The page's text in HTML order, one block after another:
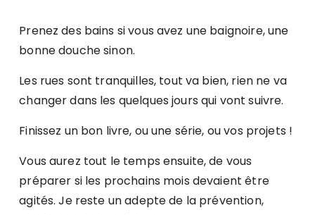
Prenez des bains si vous avez une baignoire, une
bonne douche sinon.
Les rues sont tranquilles, tout va bien, rien ne va
changer dans les quelques jours qui vont suivre.
Finissez un bon livre, ou une série, ou vos projets !
Vous aurez tout le temps ensuite, de vous
préparer si les prochains mois devaient être
agités. Je reste un adepte de la prévention,